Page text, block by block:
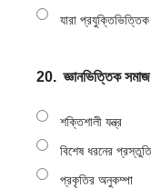
যারা
20. জ্ঞানভিত্তিক
শক্তিশালী যন্ত্র
বিশেষ ধরনের প্রস্তুতি
প্রকৃতির অনুকম্পা